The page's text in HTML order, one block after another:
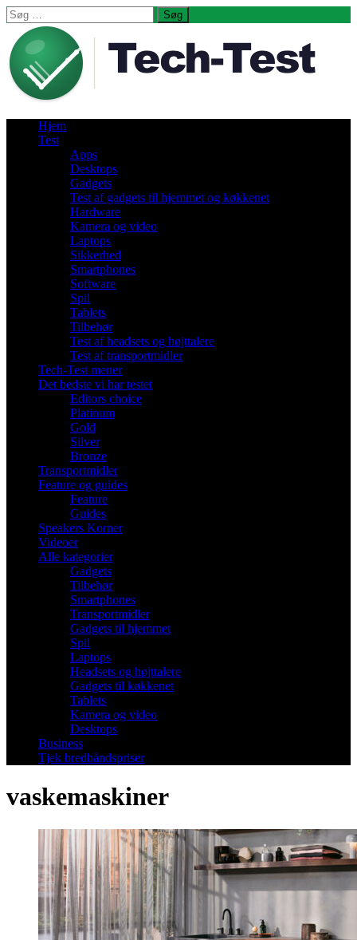
Søg
efter:
Hjem
Test
Apps
Desktops
Gadgets
Test af gadgets til hjemmet og køkkenet
Hardware
Kamera og video
Laptops
Sikkerhed
Smartphones
Software
Spil
Tablets
Tilbehør
Test af headsets og højttalere
Test af transportmidler
Tech-Test mener
Det bedste vi har testet
Editors choice
Platinum
Gold
Silver
Bronze
Transportmidler
Feature og guides
Feature
Guides
Speakers Korner
Videoer
Alle kategorier
Gadgets
Tilbehør
Smartphones
Transportmidler
Gadgets til hjemmet
Spil
Laptops
Headsets og højttalere
Gadgets til køkkenet
Tablets
Kamera og video
Desktops
Business
Tjek bredbåndspriser
vaskemaskiner